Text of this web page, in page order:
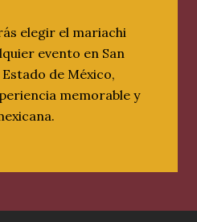
elegir el mariachi
evento en San
de México,
memorable y